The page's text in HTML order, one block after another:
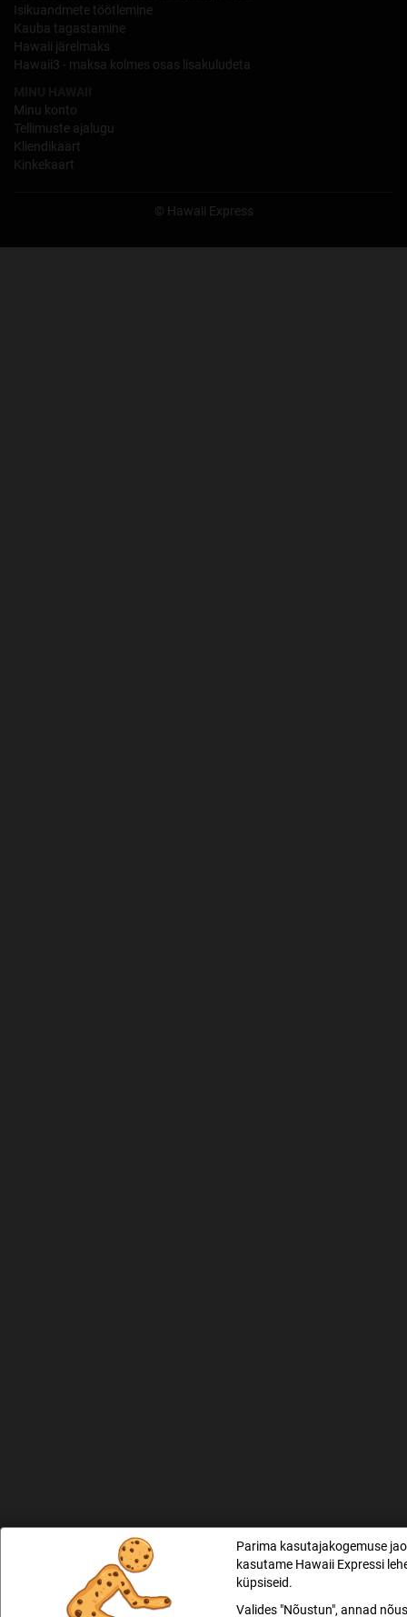
Parima kasutajakogemuse
kasutame Hawaii Expressi
küpsiseid.
Valides "Nõustun", annad
Isikuandmete töötlemine
Kauba tagastamine
Hawaii järelmaks
Hawaii3 - maksa kolmes osas lisakuludeta
Minu konto
Tellimuste ajalugu
Kliendikaart
Kinkekaart
© Hawaii Express